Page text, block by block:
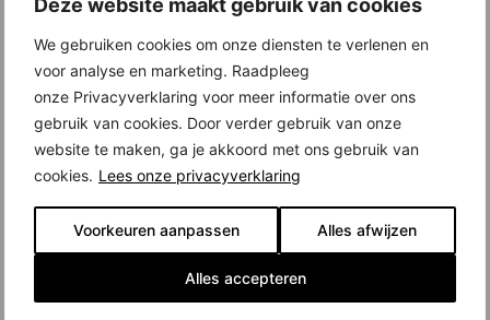
We gebruiken cookies om onze diensten te verlenen en
voor analyse en marketing. Raadpleeg
onze Privacyverklaring voor meer informatie over ons
gebruik van cookies. Door verder gebruik van onze
website te maken, ga je akkoord met ons gebruik van
cookies. Lees onze privacyverklaring
Voorkeuren aanpassen Alles afwijzen
Alles accepteren